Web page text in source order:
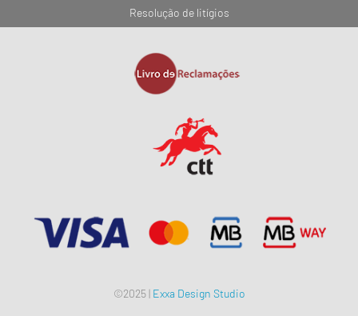
Resolução de litígios
©2025 | Exxa Design Studio